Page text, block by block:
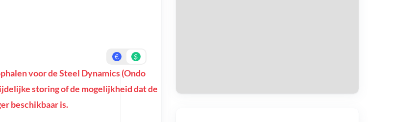
€ $
voor de Steel Dynamics (Ondo
storing of de mogelijkheid dat de
beschikbaar is.